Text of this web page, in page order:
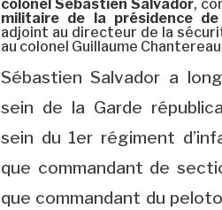
colonel Sébastien Salvador,
militaire de la présidence de
adjoint au directeur de la
au colonel Guillaume
Sébastien Salvador a
sein de la Garde
sein du 1er régiment
que commandant de
que commandant du